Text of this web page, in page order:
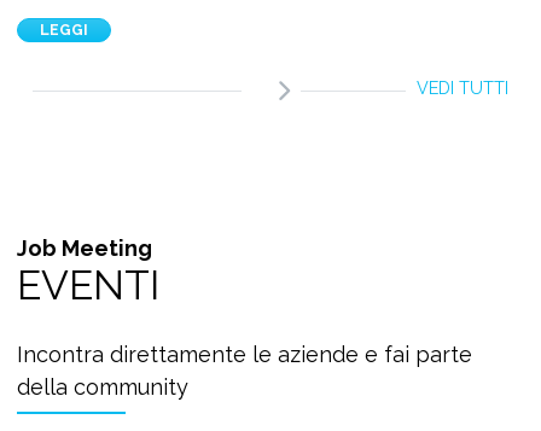
LEGGI
VEDI TUTTI
Job Meeting
EVENTI
Incontra direttamente le aziende e fai parte
della community